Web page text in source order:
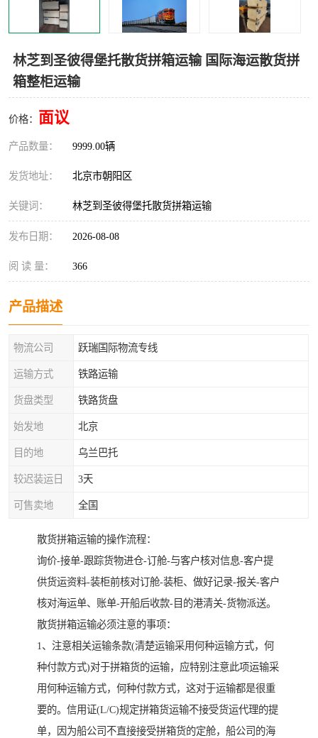
林芝到圣彼得堡托散货拼箱运输 国际海运散货拼
箱整柜运输
价格： 面议
产品数量： 9999.00辆
发货地址： 北京市朝阳区
关键词： 林芝到圣彼得堡托散货拼箱运输
发布日期： 2026-08-08
阅 读 量： 366
产品描述
物流公司 跃瑞国际物流专线
运输方式 铁路运输
货盘类型 铁路货盘
始发地 北京
目的地 乌兰巴托
较迟装运日 3天
可售卖地 全国
散货拼箱运输的操作流程：
询价-接单-跟踪货物进仓-订舱-与客户核对信息-客户提
供货运资料-装柜前核对订舱-装柜、做好记录-报关-客户
核对海运单、账单-开船后收款-目的港清关-货物派送。
散货拼箱运输必须注意的事项：
1、注意相关运输条款(清楚运输采用何种运输方式，何
种付款方式)对于拼箱货的运输，应特别注意此项运输采
用何种运输方式，何种付款方式，这对于运输都是很重
要的。信用证(L/C)规定拼箱货运输不接受货运代理的提
单，因为船公司不直接接受拼箱货的定舱，船公司的海